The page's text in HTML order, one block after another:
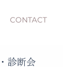
CONTACT
診断会